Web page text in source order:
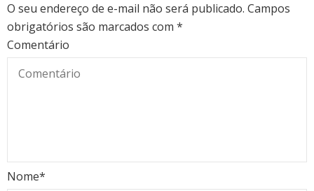
O seu endereço de e-mail não será publicado. Campos
obrigatórios são marcados com *
Comentário
Nome*